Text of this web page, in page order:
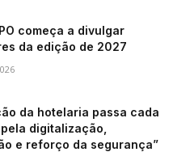
começa a divulgar
da edição de 2027
da hotelaria passa cada
digitalização,
e reforço da segurança”